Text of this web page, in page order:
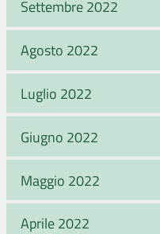
Settembre 2022
Agosto 2022
Luglio 2022
Giugno 2022
Maggio 2022
Aprile 2022